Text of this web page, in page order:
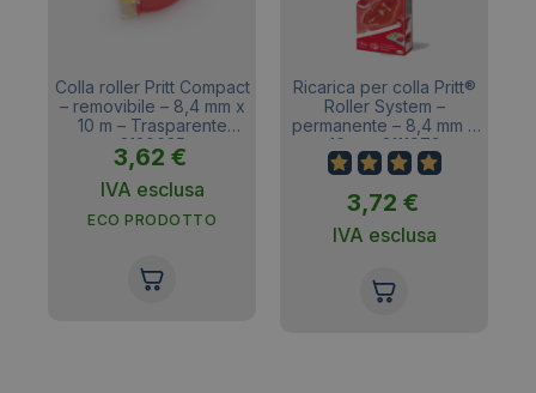
Colla roller Pritt Compact
– removibile – 8,4 mm x
10 m – Trasparente
2120625
3,62 €
IVA esclusa
ECO PRODOTTO
Ricarica per colla Pritt®
Roller System –
permanente – 8,4 mm x
16 m – 2111973
3,72 €
IVA esclusa